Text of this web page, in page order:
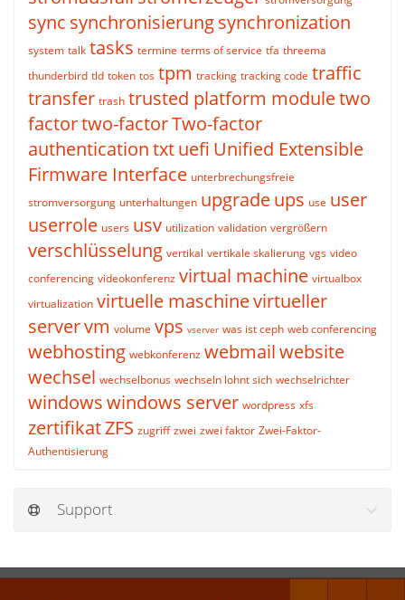
sync synchronisierungsynchronization
system talk tasks termine terms of service tfa threema
thunderbird tld token tos tpm tracking tracking code traffic
transfer trash trusted platform moduletwo
factortwo-factorTwo-factor
authenticationtxtuefi Unified Extensible
Firmware Interface unterbrechungsfreie
stromversorgung unterhaltungen upgradeups use user
userrole users usv utilization validation vergrößern
verschlüsselung vertikal vertikale skalierung vgs video
conferencing videokonferenz virtual machine virtualbox
virtualization virtuelle maschinevirtueller
servervm volume vps vserver was ist ceph web conferencing
webhosting webkonferenz webmailwebsite
wechsel wechselbonus wechseln lohnt sich wechselrichter
windowswindows server wordpress xfs
zertifikatZFS zugriff zwei zwei faktor Zwei-Faktor-
Authentisierung
Support